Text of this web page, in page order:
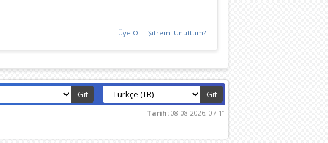
Üye Ol | Şifremi Unuttum?
Tarih:08-08-2026, 07:11